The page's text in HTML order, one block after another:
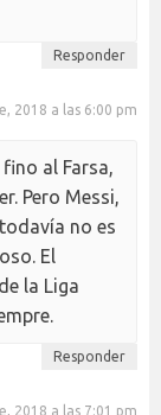
Responder
2018 a las 6:00 pm
al Farsa,
Pero Messi,
no es
El
la Liga
Responder
2018 a las 7:01 pm